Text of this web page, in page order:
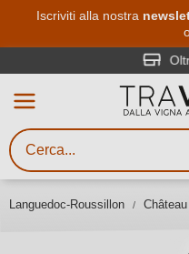
Iscriviti alla nostra
Languedoc-Roussillon
Ricerca vini
Inserisci almeno 3
gusto,
vitigno,